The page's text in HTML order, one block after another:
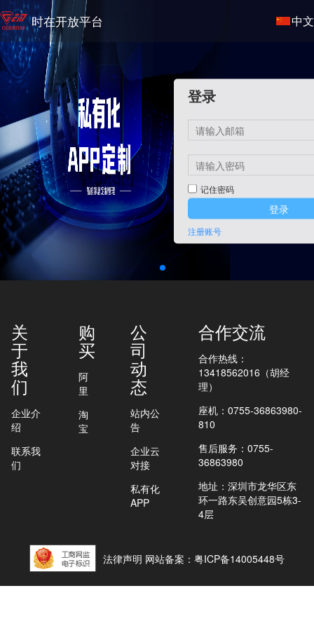
时在开放平台 中文
登录
记住密码
登录
注册账号
关
于
我
们
企业介
绍
联系我
们
购
买
阿
里
淘
宝
公
司
动
态
站内公
告
企业云
对接
私有化
APP
合作交流
合作热线：
13418562016（胡经
理）
座机：0755-36863980-
810
售后服务：0755-
36863980
地址：深圳市龙华区东
环一路东吴创意园5栋3-
4层
法律声明 网站备案：粤ICP备14005448号